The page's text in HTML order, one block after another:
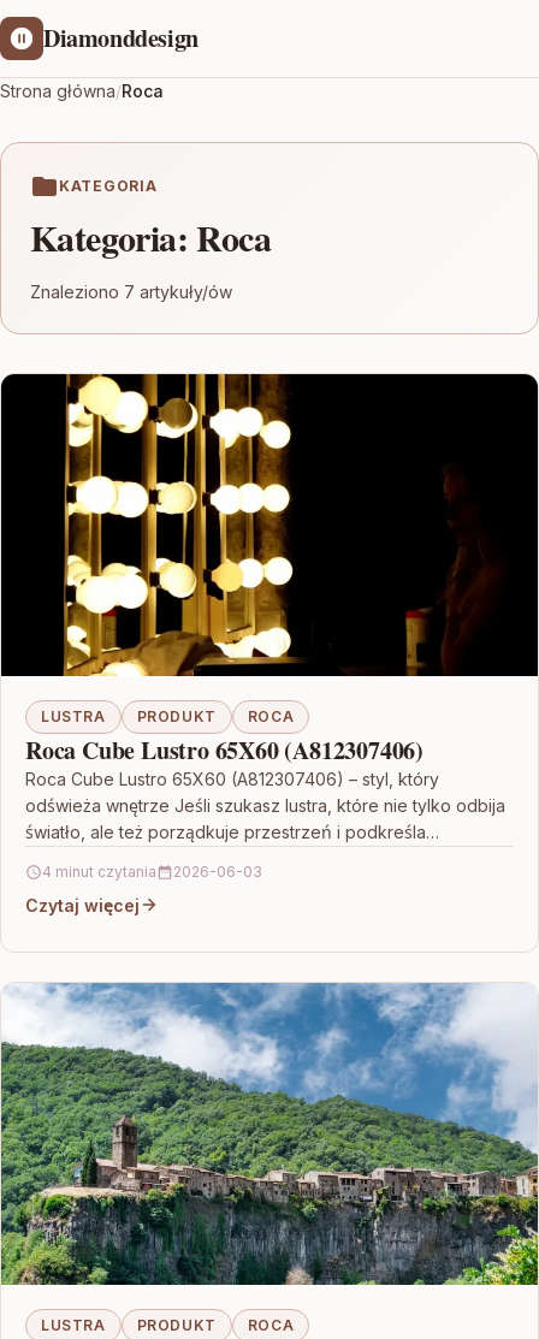
Diamonddesign
Strona główna/Roca
KATEGORIA
Kategoria:Roca
Znaleziono 7 artykuły/ów
LUSTRA PRODUKT ROCA
Roca Cube Lustro 65X60 (A812307406)
Roca Cube Lustro 65X60 (A812307406) – styl, który
odświeża wnętrze Jeśli szukasz lustra, które nie tylko odbija
światło, ale też porządkuje przestrzeń i podkreśla…
4 minut czytania 2026-06-03
Czytaj więcej
LUSTRA PRODUKT ROCA